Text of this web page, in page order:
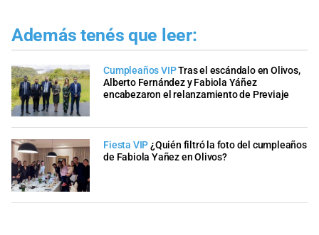
Además tenés que leer:
Cumpleaños VIPTras el escándalo en Olivos,
Alberto Fernández y Fabiola Yáñez
encabezaron el relanzamiento de Previaje
Fiesta VIP¿Quién filtró la foto del cumpleaños
de Fabiola Yañez en Olivos?